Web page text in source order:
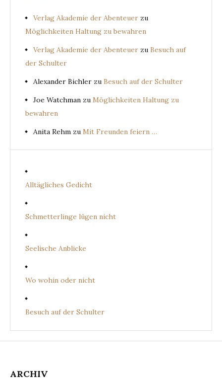
Verlag Akademie der Abenteuer zu
Möglichkeiten Haltung zu bewahren
Verlag Akademie der Abenteuer zu Besuch auf
der Schulter
Alexander Bichler zu Besuch auf der Schulter
Joe Watchman zu Möglichkeiten Haltung zu
bewahren
Anita Rehm zu Mit Freunden feiern …
Alltägliches Gedicht
Schmetterlinge lügen nicht
Seelische Anblicke
Wo wohin oder nicht
Besuch auf der Schulter
ARCHIV